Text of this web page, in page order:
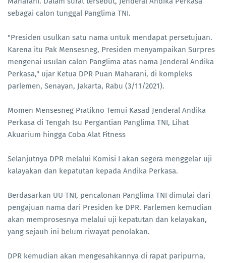
sebagai calon tunggal Panglima TNI.
"Presiden usulkan satu nama untuk mendapat persetujuan.
Karena itu Pak Mensesneg, Presiden menyampaikan Surpres
mengenai usulan calon Panglima atas nama Jenderal Andika
Perkasa," ujar Ketua DPR Puan Maharani, di kompleks
parlemen, Senayan, Jakarta, Rabu (3/11/2021).
Momen Mensesneg Pratikno Temui Kasad Jenderal Andika
Perkasa di Tengah Isu Pergantian Panglima TNI, Lihat
Akuarium hingga Coba Alat Fitness
Selanjutnya DPR melalui Komisi I akan segera menggelar uji
kalayakan dan kepatutan kepada Andika Perkasa.
Berdasarkan UU TNI, pencalonan Panglima TNI dimulai dari
pengajuan nama dari Presiden ke DPR. Parlemen kemudian
akan memprosesnya melalui uji kepatutan dan kelayakan,
yang sejauh ini belum riwayat penolakan.
DPR kemudian akan mengesahkannya di rapat paripurna,